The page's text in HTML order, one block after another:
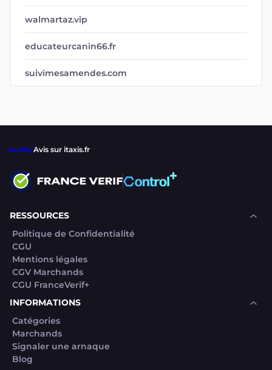
walmartaz.vip
educateurcanin66.fr
suivimesamendes.com
VerifierAvis sur itaxis.fr
RESSOURCES
Politique de Confidentialité
CGU
Mentions légales
CGV Marchands
CGU FranceVerif+
INFORMATIONS
Catégories
Marchands
Signaler une arnaque
Blog